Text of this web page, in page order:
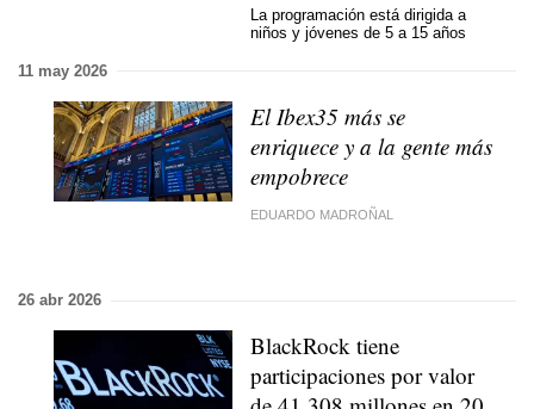
La programación está dirigida a
niños y jóvenes de 5 a 15 años
11 may 2026
El Ibex35 más se
enriquece y a la gente más
empobrece
EDUARDO MADROÑAL
26 abr 2026
BlackRock tiene
participaciones por valor